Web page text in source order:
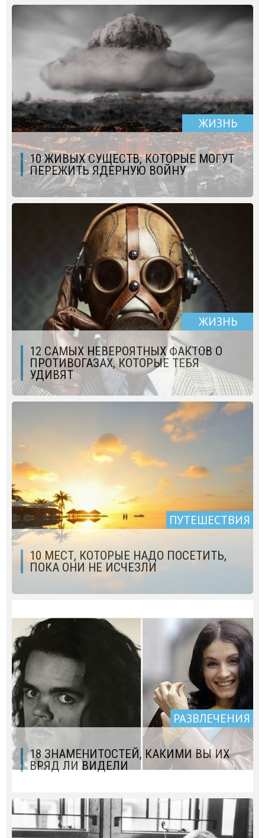
ЖИЗНЬ
10 ЖИВЫХ СУЩЕСТВ, КОТОРЫЕ МОГУТ
ПЕРЕЖИТЬ ЯДЕРНУЮ ВОЙНУ
ЖИЗНЬ
12 САМЫХ НЕВЕРОЯТНЫХ ФАКТОВ О
ПРОТИВОГАЗАХ, КОТОРЫЕ ТЕБЯ
УДИВЯТ
ПУТЕШЕСТВИЯ
10 МЕСТ, КОТОРЫЕ НАДО ПОСЕТИТЬ,
ПОКА ОНИ НЕ ИСЧЕЗЛИ
РАЗВЛЕЧЕНИЯ
18 ЗНАМЕНИТОСТЕЙ, КАКИМИ ВЫ ИХ
ВРЯД ЛИ ВИДЕЛИ